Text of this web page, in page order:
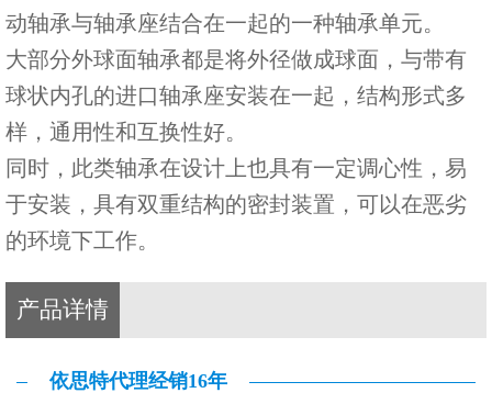
动轴承与轴承座结合在一起的一种轴承单元。
大部分外球面轴承都是将外径做成球面，与带有
球状内孔的进口轴承座安装在一起，结构形式多
样，通用性和互换性好。
同时，此类轴承在设计上也具有一定调心性，易
于安装，具有双重结构的密封装置，可以在恶劣
的环境下工作。
产品详情
依思特代理经销16年